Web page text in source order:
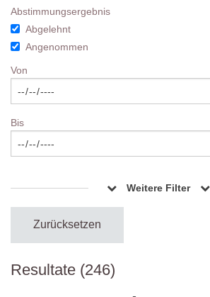
Abstimmungsergebnis
Abgelehnt
Angenommen
Von
Bis
Weitere Filter
Zurücksetzen
Resultate (246)